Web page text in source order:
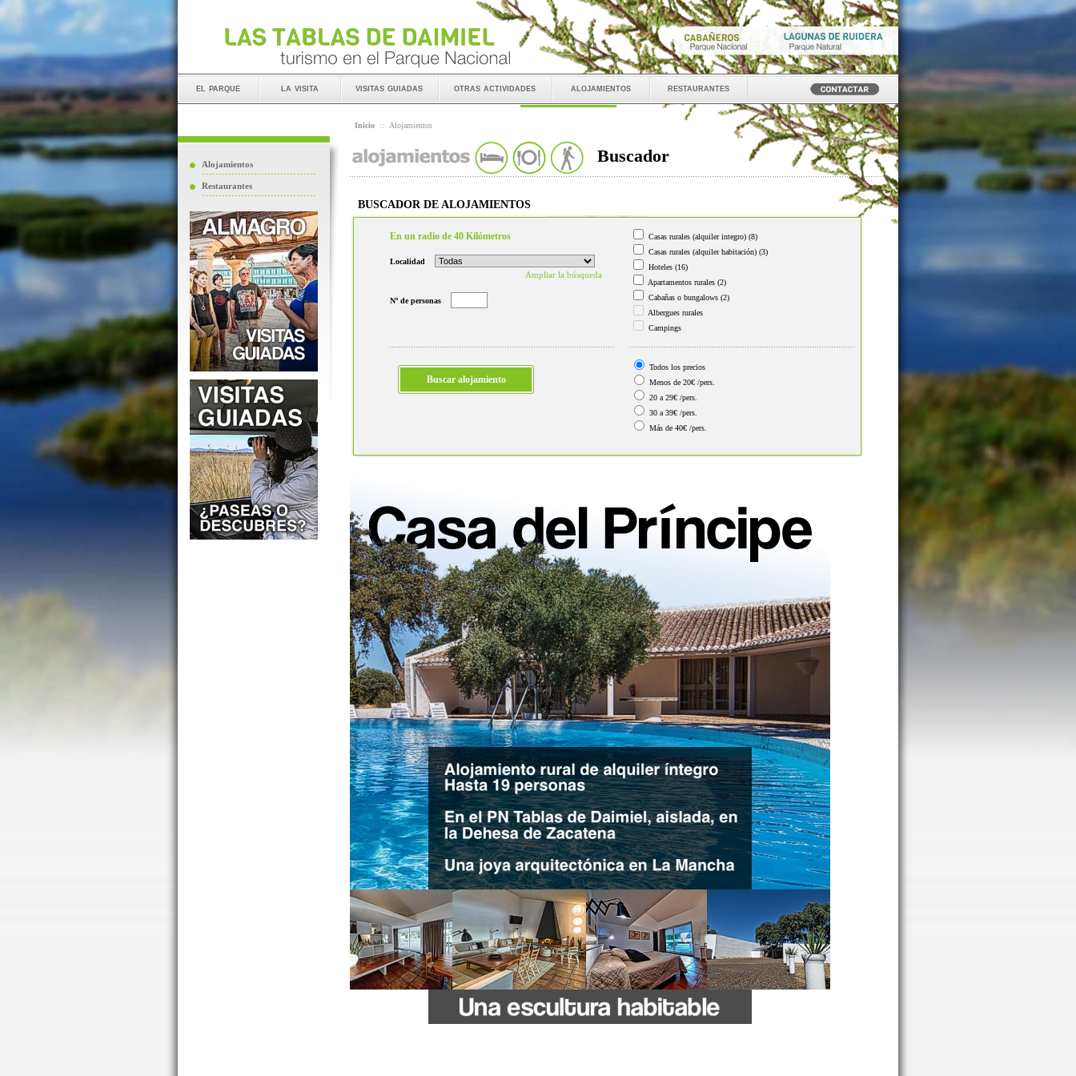
el parque la visita visitas guiadas otras actividades alojamientos restaurantes
Alojamientos
Restaurantes
Inicio :: Alojamientos
Buscador
BUSCADOR DE ALOJAMIENTOS
En un radio de 40 Kilómetros
Localidad
Ampliar la búsqueda
Nº de personas
Casas rurales (alquiler integro) (8)
Casas rurales (alquiler habitación) (3)
Hoteles (16)
Apartamentos rurales (2)
Cabañas o bungalows (2)
Albergues rurales
Campings
Todos los precios
Menos de 20€ /pers.
20 a 29€ /pers.
30 a 39€ /pers.
Más de 40€ /pers.